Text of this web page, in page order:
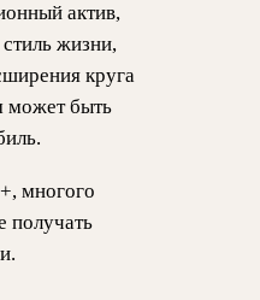
актив,
жизни,
круга
может быть
многого
получать